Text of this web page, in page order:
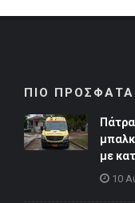
ΠΙΟ ΠΡΟΣΦΑΤΑ
με
10